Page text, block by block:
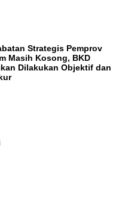
Strategis Pemprov
Masih Kosong, BKD
Dilakukan Objektif dan